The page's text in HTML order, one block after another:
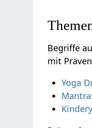
Begriffe
mit
Yoga